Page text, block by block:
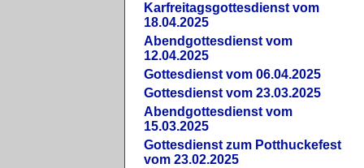
Karfreitagsgottesdienst vom
18.04.2025
Abendgottesdienst vom
12.04.2025
Gottesdienst vom 06.04.2025
Gottesdienst vom 23.03.2025
Abendgottesdienst vom
15.03.2025
Gottesdienst zum Potthuckefest
vom 23.02.2025